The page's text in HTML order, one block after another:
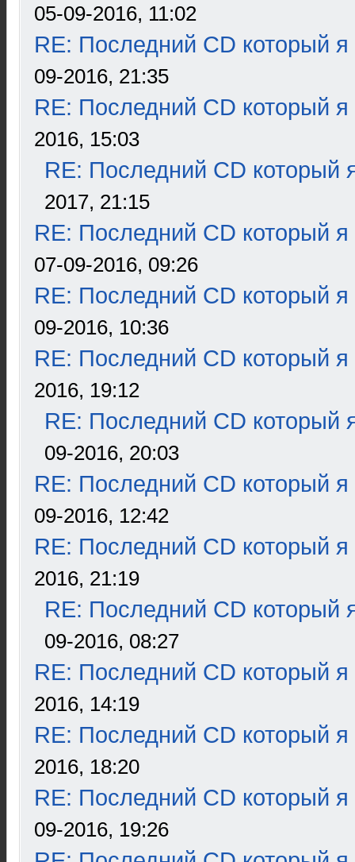
05-09-2016, 11:02
RE: Последний CD который я
09-2016, 21:35
RE: Последний CD который я
2016, 15:03
RE: Последний CD который
2017, 21:15
RE: Последний CD который я
07-09-2016, 09:26
RE: Последний CD который я
09-2016, 10:36
RE: Последний CD который я
2016, 19:12
RE: Последний CD который
09-2016, 20:03
RE: Последний CD который я
09-2016, 12:42
RE: Последний CD который я
2016, 21:19
RE: Последний CD который
09-2016, 08:27
RE: Последний CD который я
2016, 14:19
RE: Последний CD который я
2016, 18:20
RE: Последний CD который я
09-2016, 19:26